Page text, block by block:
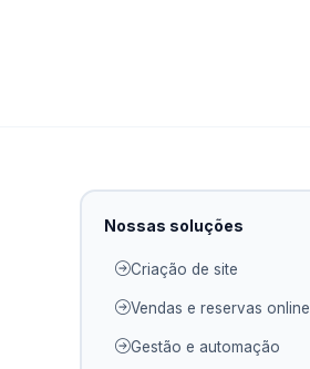
Nossas soluções
Criação de site
Vendas e reservas online
Gestão e automação